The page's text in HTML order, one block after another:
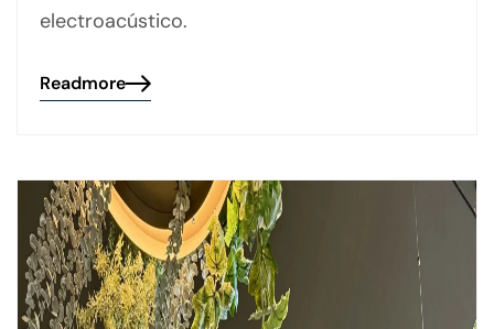
electroacústico.
Readmore